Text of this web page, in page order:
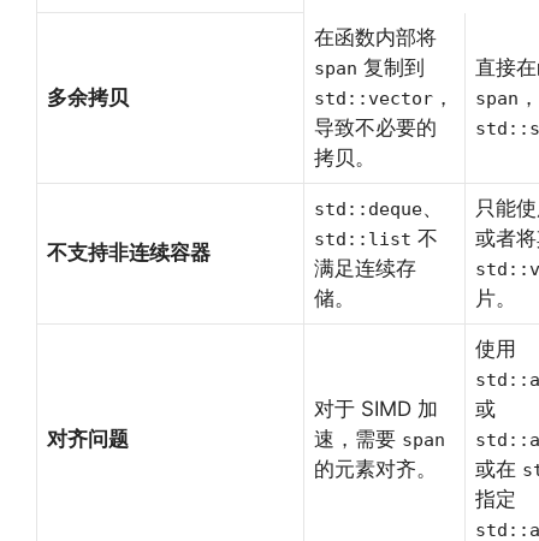
多余拷贝
在函数内部将
span 复制到
std::vector ，
导致不必要的
拷贝。
直接
span
不支持非连续容器
std::deque、
std::list 不
满足连续存
储。
只能
或者
片。
对齐问题
对于 SIMD 加
速，需要 span
的元素对齐。
使用
或
或在
指定